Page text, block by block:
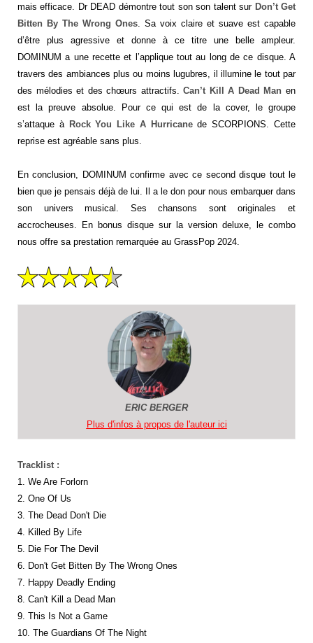
mais efficace. Dr DEAD démontre tout son son talent surDon’t Get
Bitten By The Wrong Ones . Sa voix claire et suave est capable
d’être plus agressive et donne à ce titre une belle ampleur.
DOMINUM a une recette et l’applique tout au long de ce disque. A
travers des ambiances plus ou moins lugubres, il illumine le tout par
des mélodies et des chœurs attractifs.Can’t Kill A Dead Man en
est la preuve absolue. Pour ce qui est de la cover, le groupe
s’attaque à Rock You Like A Hurricanede SCORPIONS. Cette
reprise est agréable sans plus.
En conclusion, DOMINUM confirme avec ce second disque tout le
bien que je pensais déjà de lui. Il a le don pour nous embarquer dans
son univers musical. Ses chansons sont originales et
accrocheuses. En bonus disque sur la version deluxe, le combo
nous offre sa prestation remarquée au GrassPop 2024.
ERIC BERGER
Plus d'infos à propos de l'auteur ici
Tracklist :
1. We Are Forlorn
2. One Of Us
3. The Dead Don't Die
4. Killed By Life
5. Die For The Devil
6. Don't Get Bitten By The Wrong Ones
7. Happy Deadly Ending
8. Can't Kill a Dead Man
9. This Is Not a Game
10. The Guardians Of The Night